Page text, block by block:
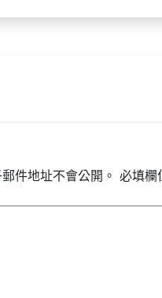
件地址不會公開。 必填欄